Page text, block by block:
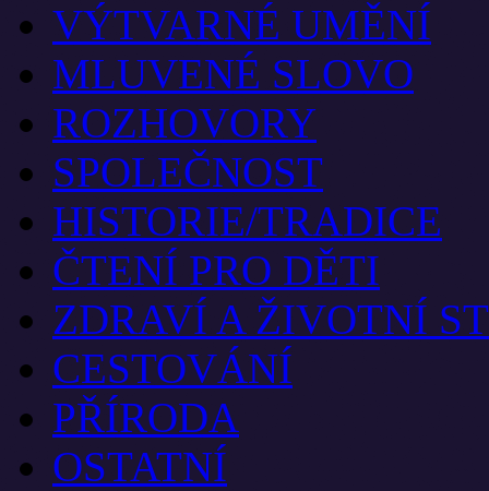
VÝTVARNÉ UMĚNÍ
MLUVENÉ SLOVO
ROZHOVORY
SPOLEČNOST
HISTORIE/TRADICE
ČTENÍ PRO DĚTI
ZDRAVÍ A ŽIVOTNÍ
CESTOVÁNÍ
PŘÍRODA
OSTATNÍ